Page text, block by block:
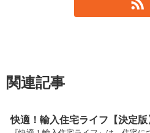
関連記事
快適！輸入住宅ライフ【決定版